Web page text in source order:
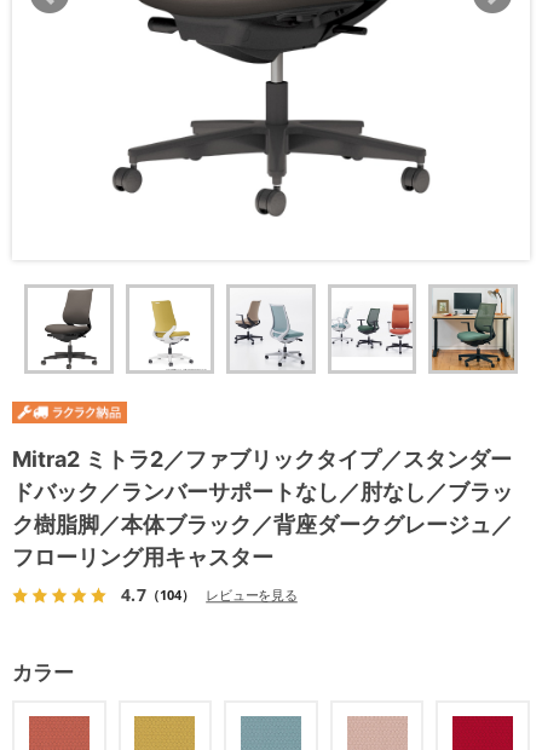
Mitra2 ミトラ2／ファブリックタイプ／スタンダー
ドバック／ランバーサポートなし／肘なし／ブラッ
ク樹脂脚／本体ブラック／背座ダークグレージュ／
フローリング用キャスター
4.7（104） レビューを見る
カラー